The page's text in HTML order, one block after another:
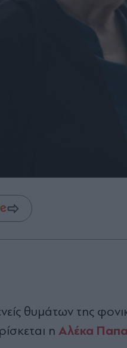
θυμάτων της
η Αλέκα